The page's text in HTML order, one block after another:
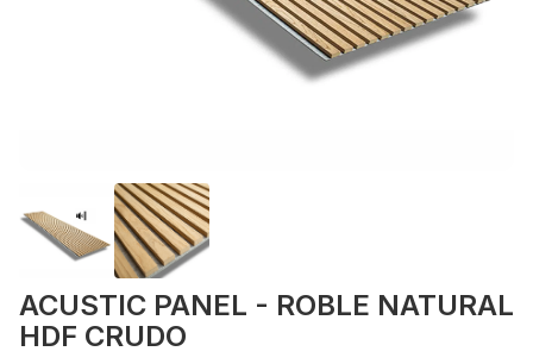
ACUSTIC PANEL - ROBLE NATURAL
HDF CRUDO